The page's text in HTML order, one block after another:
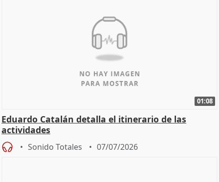
01:08
Eduardo Catalán detalla el itinerario de las
actividades
Sonido Totales 07/07/2026